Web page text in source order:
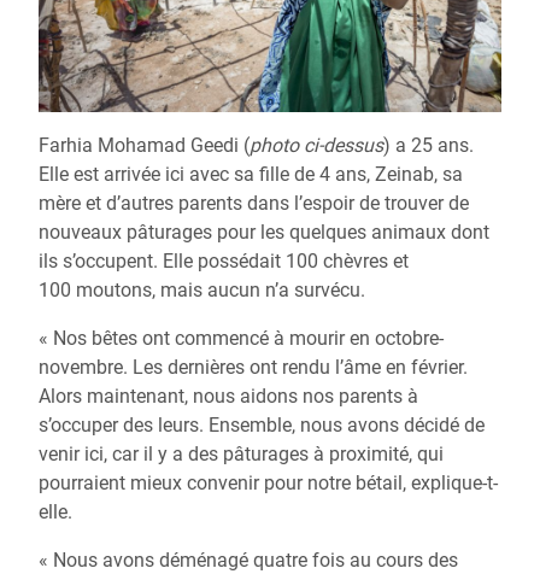
Farhia Mohamad Geedi (photo ci-dessus) a 25 ans.
Elle est arrivée ici avec sa fille de 4 ans, Zeinab, sa
mère et d’autres parents dans l’espoir de trouver de
nouveaux pâturages pour les quelques animaux dont
ils s’occupent. Elle possédait 100 chèvres et
100 moutons, mais aucun n’a survécu.
« Nos bêtes ont commencé à mourir en octobre-
novembre. Les dernières ont rendu l’âme en février.
Alors maintenant, nous aidons nos parents à
s’occuper des leurs. Ensemble, nous avons décidé de
venir ici, car il y a des pâturages à proximité, qui
pourraient mieux convenir pour notre bétail, explique-t-
elle.
« Nous avons déménagé quatre fois au cours des